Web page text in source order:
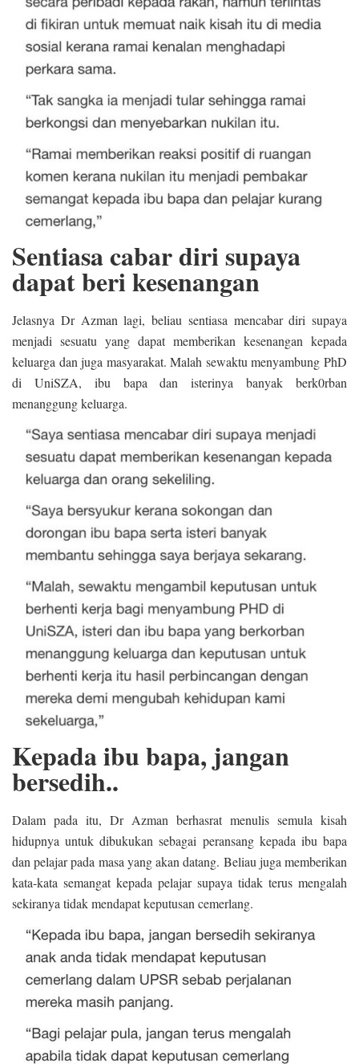
Sentiasa cabar diri supaya
dapat beri kesenangan
Jelasnya Dr Azman lagi, beliau sentiasa mencabar diri supaya
menjadi sesuatu yang dapat memberikan kesenangan kepada
keluarga dan juga masyarakat. Malah sewaktu menyambung PhD
di UniSZA, ibu bapa dan isterinya banyak berk0rban
menanggung keluarga.
Kepada ibu bapa, jangan
bersedih..
Dalam pada itu, Dr Azman berhasrat menulis semula kisah
hidupnya untuk dibukukan sebagai peransang kepada ibu bapa
dan pelajar pada masa yang akan datang. Beliau juga memberikan
kata-kata semangat kepada pelajar supaya tidak terus mengalah
sekiranya tidak mendapat keputusan cemerlang.